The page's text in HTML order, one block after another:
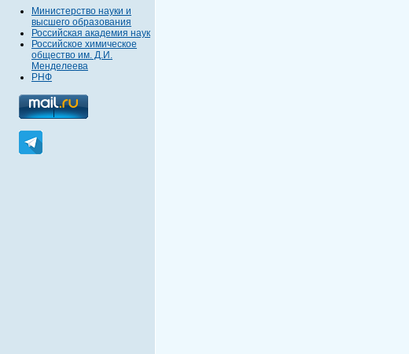
Министерство науки и
высшего образования
Российская академия наук
Российское химическое
общество им. Д.И.
Менделеева
РНФ